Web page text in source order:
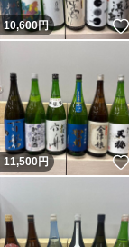
10,600円
11,500円